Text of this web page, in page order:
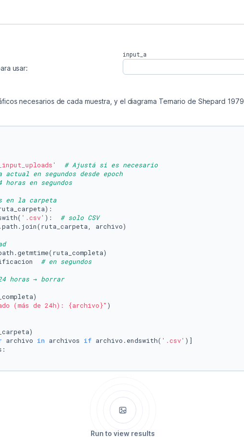
usar:
input_a
necesarios de cada muestra, y el diagrama Ternario de Shepard 1979
# Ajustá si es necesario
actual en segundos desde epoch
horas en segundos
en la carpeta
'.csv' ): # solo CSV
archivo)
# en segundos
horas → borrar
(más de 24h): {archivo}" )
archivo in archivos if archivo.endswith( '.csv'
Run to view results